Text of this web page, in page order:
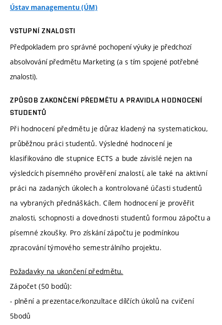
Ústav managementu (ÚM)
VSTUPNÍ ZNALOSTI
Předpokladem pro správné pochopení výuky je předchozí
absolvování předmětu Marketing (a s tím spojené potřebné
znalosti).
ZPŮSOB ZAKONČENÍ PŘEDMĚTU A PRAVIDLA HODNOCENÍ
STUDENTŮ
Při hodnocení předmětu je důraz kladený na systematickou,
průběžnou práci studentů. Výsledné hodnocení je
klasifikováno dle stupnice ECTS a bude závislé nejen na
výsledcích písemného prověření znalostí, ale také na aktivní
práci na zadaných úkolech a kontrolované účasti studentů
na vybraných přednáškách. Cílem hodnocení je prověřit
znalosti, schopnosti a dovednosti studentů formou zápočtu a
písemné zkoušky. Pro získání zápočtu je podmínkou
zpracování týmového semestrálního projektu.
Požadavky na ukončení předmětu.
Zápočet (50 bodů):
- plnění a prezentace/konzultace dílčích úkolů na cvičení
5bodů